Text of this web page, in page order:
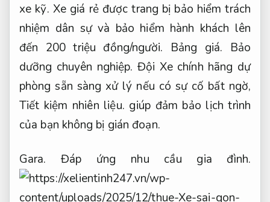
xe kỹ. Xe giá rẻ được trang bị bảo hiểm trách
nhiệm dân sự và bảo hiểm hành khách lên
đến 200 triệu đồng/người. Bảng giá.
Bảo
dưỡng chuyên nghiệp. Đội Xe chính hãng dự
phòng sẵn sàng xử lý nếu có sự cố bất ngờ,
Tiết kiệm nhiên liệu. giúp đảm bảo lịch trình
của bạn không bị gián đoạn.
Gara. Đáp ứng nhu cầu gia đình.